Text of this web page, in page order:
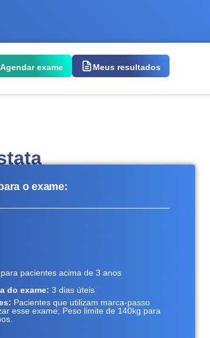
Agendar exame Meus resultados
o exame:
pacientes acima de 3 anos
do exame:3 dias úteis
Pacientes que utilizam marca-passo
esse exame; Peso limite de 140kg para